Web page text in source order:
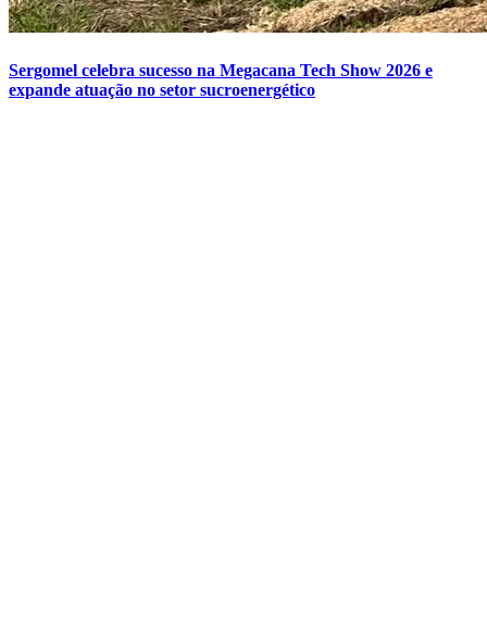
Sergomel celebra sucesso na Megacana Tech Show 2026 e
expande atuação no setor sucroenergético